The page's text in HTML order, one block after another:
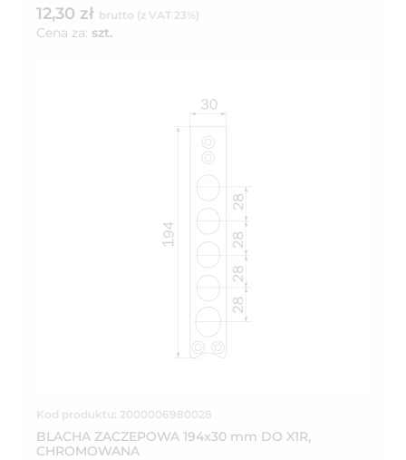
12,30 zł brutto (z VAT 23%)
Cena za: szt.
Kod produktu: 2000006980028
BLACHA ZACZEPOWA 194x30 mm DO X1R,
CHROMOWANA